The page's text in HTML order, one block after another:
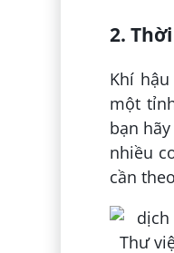
2.
Khí
một
bạn
nhiều
cần